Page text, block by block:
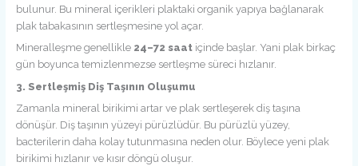
bulunur. Bu mineral içerikleri plaktaki organik yapıya bağlanarak
plak tabakasının sertleşmesine yol açar.
Mineralleşme genellikle 24–72 saatiçinde başlar. Yani plak birkaç
gün boyunca temizlenmezse sertleşme süreci hızlanır.
3. Sertleşmiş Diş Taşının Oluşumu
Zamanla mineral birikimi artar ve plak sertleşerek diş taşına
dönüşür. Diş taşının yüzeyi pürüzlüdür. Bu pürüzlü yüzey,
bacterilerin daha kolay tutunmasına neden olur. Böylece yeni plak
birikimi hızlanır ve kısır döngü oluşur.